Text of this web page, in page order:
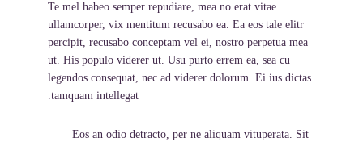
Te mel habeo semper repudiare, mea no erat vitae
ullamcorper, vix mentitum recusabo ea. Ea eos tale elitr
percipit, recusabo conceptam vel ei, nostro perpetua mea
ut. His populo viderer ut. Usu purto errem ea, sea cu
legendos consequat, nec ad viderer dolorum. Ei ius dictas
tamquam intellegat.
Eos an odio detracto, per ne aliquam vituperata. Sit